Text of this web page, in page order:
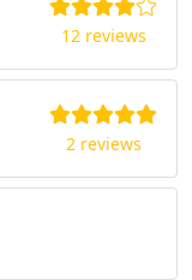
12 reviews
2 reviews